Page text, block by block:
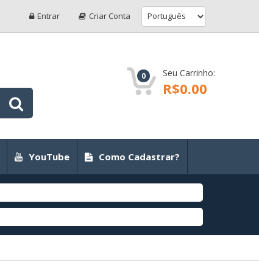
Entrar Criar Conta
0 Seu Carrinho:
R$0.00
YouTube Como Cadastrar?